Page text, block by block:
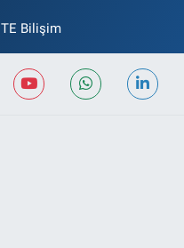
TE Bilişim